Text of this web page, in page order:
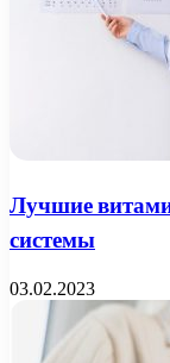
Лучшие
системы
03.02.2023